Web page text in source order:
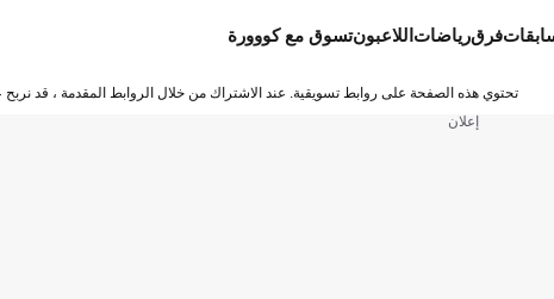
فرقرياضات اللاعبونتسوق مع كووورة
تحتوي هذه الصفحة على روابط تسويقية. عند الاشتراك من خلال الروابط المقدمة ، قد نربح
إعلان